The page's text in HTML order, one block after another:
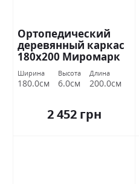
Ортопедический
деревянный каркас
180х200 Миромарк
Ширина
180.0см
Высота
6.0см
Длина
200.0см
2 452 грн